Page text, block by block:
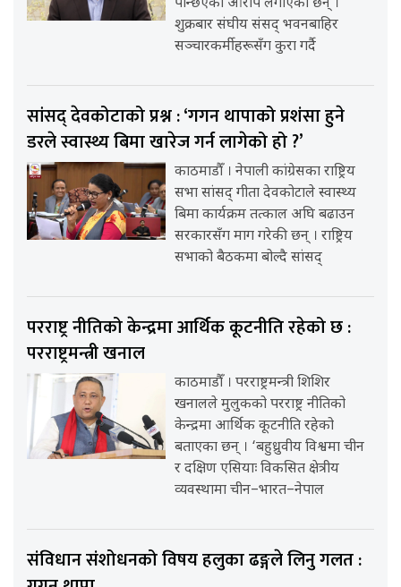
पन्छिएको आरोप लगाएका छन् ।
शुक्रबार संघीय संसद् भवनबाहिर
सञ्चारकर्मीहरूसँग कुरा गर्दै
सांसद् देवकोटाको प्रश्न : ‘गगन थापाको प्रशंसा हुने
डरले स्वास्थ्य बिमा खारेज गर्न लागेको हो ?’
काठमाडौँ । नेपाली कांग्रेसका राष्ट्रिय
सभा सांसद् गीता देवकोटाले स्वास्थ्य
बिमा कार्यक्रम तत्काल अघि बढाउन
सरकारसँग माग गरेकी छन् । राष्ट्रिय
सभाको बैठकमा बोल्दै सांसद्
परराष्ट्र नीतिको केन्द्रमा आर्थिक कूटनीति रहेको छ :
परराष्ट्रमन्त्री खनाल
काठमाडौँ । परराष्ट्रमन्त्री शिशिर
खनालले मुलुकको परराष्ट्र नीतिको
केन्द्रमा आर्थिक कूटनीति रहेको
बताएका छन् । ‘बहुध्रुवीय विश्वमा चीन
र दक्षिण एसियाः विकसित क्षेत्रीय
व्यवस्थामा चीन–भारत–नेपाल
संविधान संशोधनको विषय हलुका ढङ्गले लिनु गलत :